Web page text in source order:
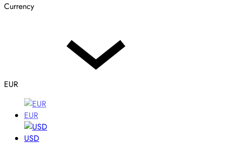
Currency
EUR
EUR
USD